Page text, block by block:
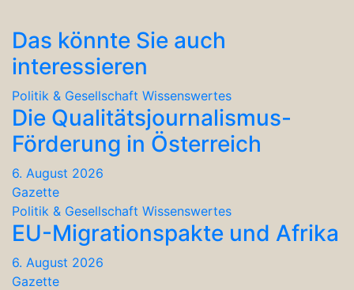
Das könnte Sie auch
interessieren
Politik & Gesellschaft Wissenswertes
Die Qualitätsjournalismus-
Förderung in Österreich
6. August 2026
Gazette
Politik & Gesellschaft Wissenswertes
EU-Migrationspakte und Afrika
6. August 2026
Gazette